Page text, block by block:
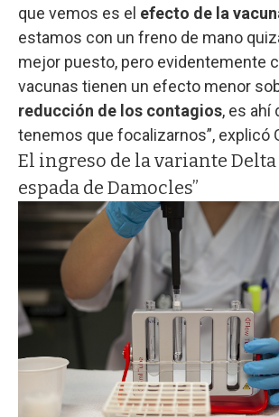
que vemos es el efecto de la
estamos con un freno de mano
mejor puesto, pero evidentemente
vacunas tienen un efecto menor
reducción de los contagios, es ahí
tenemos que focalizarnos”, explicó
El ingreso de la variante Delta
espada de Damocles”